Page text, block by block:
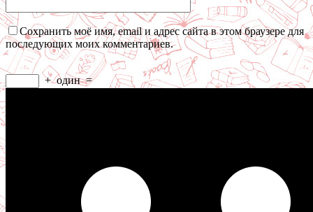
Сохранить моё имя, email и адрес сайта в этом браузере для
последующих моих комментариев.
+ один =